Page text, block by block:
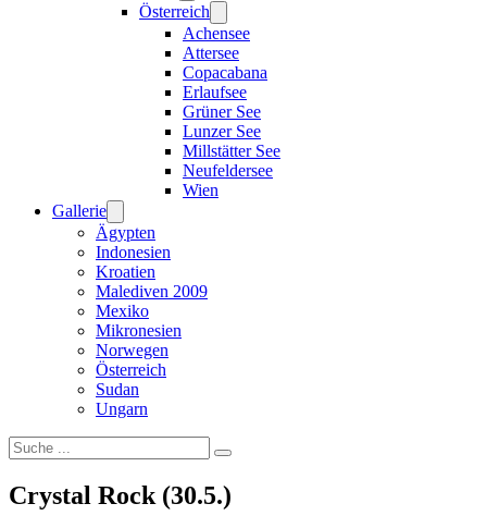
Österreich
Achensee
Attersee
Copacabana
Erlaufsee
Grüner See
Lunzer See
Millstätter See
Neufeldersee
Wien
Gallerie
Ägypten
Indonesien
Kroatien
Malediven 2009
Mexiko
Mikronesien
Norwegen
Österreich
Sudan
Ungarn
Suchen
Crystal Rock (30.5.)